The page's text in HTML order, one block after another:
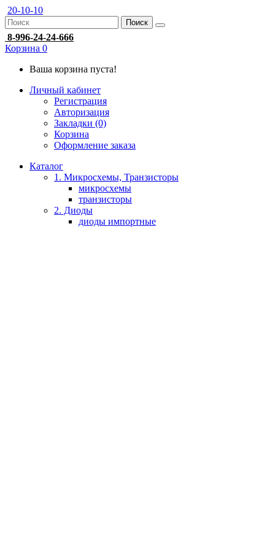
20-10-10
Поиск
8-996-24-24-666
Корзина 0
Ваша корзина пуста!
Личный кабинет
Регистрация
Авторизация
Закладки (0)
Корзина
Оформление заказа
Каталог
1. Микросхемы, Транзисторы
микросхемы
транзисторы
2. Диоды
диоды импортные